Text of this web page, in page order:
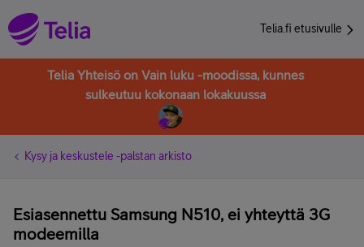
Telia.fi etusivulle
Telia Yhteisö on Vain luku -moodissa, kunnes
sulkeutuu kokonaan lokakuussa
Kysy ja keskustele -palstan arkisto
Esiasennettu Samsung N510, ei yhteyttä 3G
modeemilla